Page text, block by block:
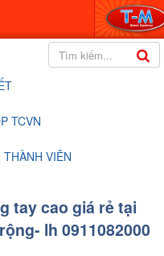
TCVN
VIÊN
tay cao giá rẻ tại
lh 0911082000